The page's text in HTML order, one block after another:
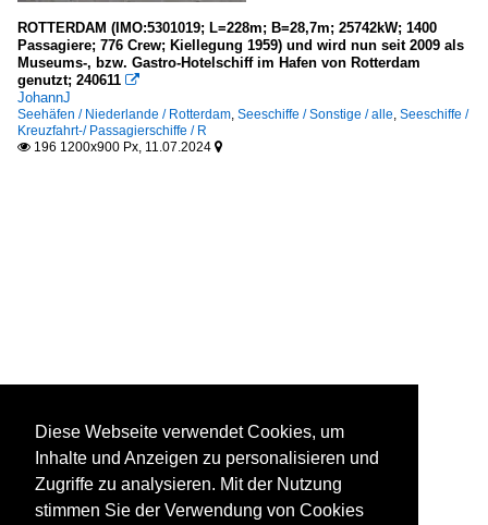
ROTTERDAM (IMO:5301019; L=228m; B=28,7m; 25742kW; 1400
Passagiere; 776 Crew; Kiellegung 1959) und wird nun seit 2009 als
Museums-, bzw. Gastro-Hotelschiff im Hafen von Rotterdam
genutzt; 240611 
JohannJ
Seehäfen / Niederlande / Rotterdam, Seeschiffe / Sonstige / alle, Seeschiffe /
Kreuzfahrt-/ Passagierschiffe / R
 196 1200x900 Px, 11.07.2024 
Diese Webseite verwendet Cookies, um
Inhalte und Anzeigen zu personalisieren und
Zugriffe zu analysieren. Mit der Nutzung
stimmen Sie der Verwendung von Cookies